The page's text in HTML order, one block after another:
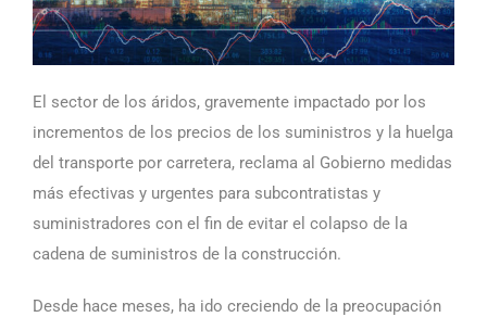
El sector de los áridos, gravemente impactado por los
incrementos de los precios de los suministros y la huelga
del transporte por carretera, reclama al Gobierno medidas
más efectivas y urgentes para subcontratistas y
suministradores con el fin de evitar el colapso de la
cadena de suministros de la construcción.
Desde hace meses, ha ido creciendo de la preocupación